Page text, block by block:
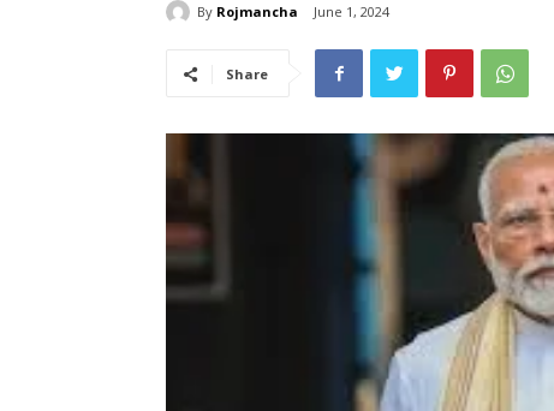
By Rojmancha June 1, 2024
Share